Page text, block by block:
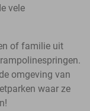
vele
of familie uit
omgeving van
waar ze